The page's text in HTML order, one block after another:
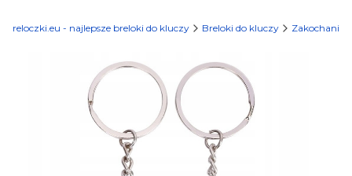
Breloczki.eu - najlepsze breloki do kluczy Breloki do kluczy Zakochani